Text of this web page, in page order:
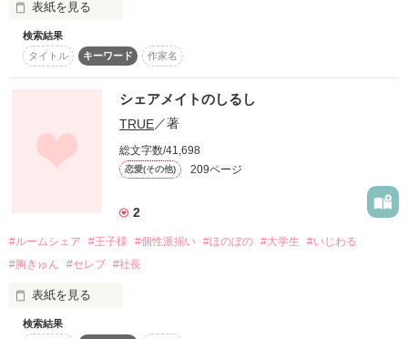
『sweet シェア・ハウス』
から
〜イジワル男子と同居生活⁉︎〜』
題名が変わりました！
こちらは修正前の作品となります。
文庫本ではサイトとは違う
「僕が好きなもんは君だけや」
＊関西弁バンドマン＊
架神誠也-ｶｶﾞﾐ ｾｲﾔ-
天然おてんば破天荒。
いっつもふざけているくせに、ギターをせおった途端に！？
愛くるしい二重の大きな瞳と女の子のような容姿。
誘われても必ず口にするのは
『ごめんなさい』
いつしか高嶺の花なんて
呼ばれるようになったけれど
大学の卒業式で告白され
初めて出来た彼氏は同い年
表紙を見る
一つ屋根の下で生まれる青春
複雑に絡み合う恋の糸
☆｡･:ﾟ.☆｡･:ﾟ.☆｡･:ﾟ.☆
検索結果
タイトル
キーワード 作家名
シェアメイトのしるし
TRUE／著
総文字数/41,698
恋愛(その他) 209ページ
2
#ルームシェア #王子様 #個性派揃い #ほのぼの #大学生
#いじわる
#胸きゅん
#セレブ #社長
表紙を見る
検索結果